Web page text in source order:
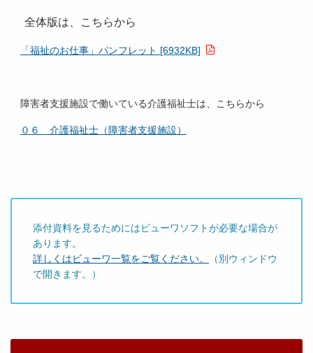
全体版は、こちらから
「福祉のお仕事」パンフレット [6932KB]
障害者支援施設で働いている介護福祉士は、こちらから
０６ 介護福祉士（障害者支援施設）
添付資料を見るためにはビューワソフトが必要な場合が
あります。
詳しくはビューワ一覧をご覧ください。
（別ウィンドウ
で開きます。）